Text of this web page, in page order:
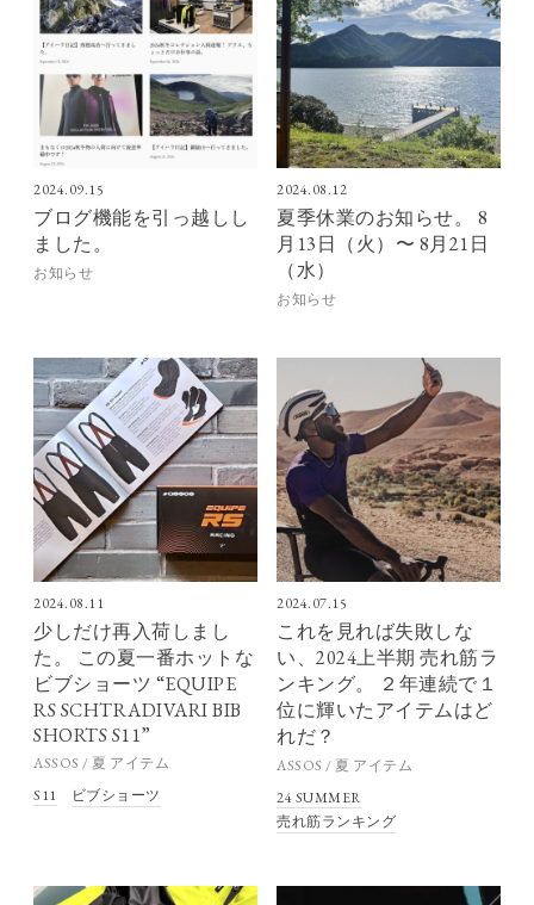
2024.09.15
ブログ機能を引っ越しし
ました。
お知らせ
2024.08.12
夏季休業のお知らせ。 8
月13日（火）〜 8月21日
（水）
お知らせ
2024.08.11
少しだけ再入荷しまし
た。 この夏一番ホットな
ビブショーツ “EQUIPE
RS SCHTRADIVARI BIB
SHORTS S11”
ASSOS / 夏 アイテム
S11
ビブショーツ
2024.07.15
これを見れば失敗しな
い、2024上半期 売れ筋ラ
ンキング。 ２年連続で１
位に輝いたアイテムはど
れだ？
ASSOS / 夏 アイテム
24 SUMMER
売れ筋ランキング